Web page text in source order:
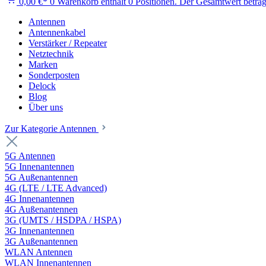
Antennen
Antennenkabel
Verstärker / Repeater
Netztechnik
Marken
Sonderposten
Delock
Blog
Über uns
Zur Kategorie Antennen
5G Antennen
5G Innenantennen
5G Außenantennen
4G (LTE / LTE Advanced)
4G Innenantennen
4G Außenantennen
3G (UMTS / HSDPA / HSPA)
3G Innenantennen
3G Außenantennen
WLAN Antennen
WLAN Innenantennen